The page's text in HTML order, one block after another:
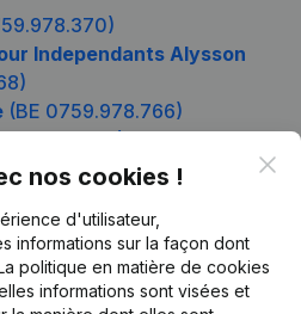
Independants Alysson
(BE 0759.978.766)
nos cookies !
d'utilisateur,
informations sur la façon dont
politique en matière de cookies
informations sont visées et
Produit
Informations d’entreprise